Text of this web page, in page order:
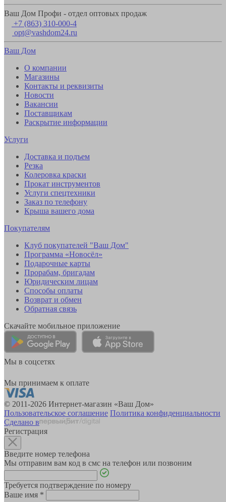
Ваш Дом Профи - отдел оптовых продаж
+7 (863) 310-000-4
opt@vashdom24.ru
Ваш Дом
О компании
Магазины
Контакты и реквизиты
Новости
Вакансии
Поставщикам
Раскрытие информации
Услуги
Доставка и подъем
Резка
Колеровка краски
Прокат инструментов
Услуги спецтехники
Заказ по телефону
Крыша вашего дома
Покупателям
Клуб покупателей "Ваш Дом"
Программа «Новосёл»
Подарочные карты
Прорабам, бригадам
Юридическим лицам
Способы оплаты
Возврат и обмен
Обратная связь
Скачайте мобильное приложение
Мы в соцсетях
Мы принимаем к оплате
© 2011-2026 Интернет-магазин «Ваш Дом»
Пользовательское соглашение Политика конфиденциальности
Сделано в
Регистрация
Введите номер телефона
Мы отправим вам код в смс на телефон или позвоним
Требуется подтверждение по номеру
Ваше имя *